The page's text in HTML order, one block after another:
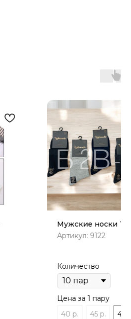
Мужские носки
Артикул: 9122
Количество
Цена за 1 пару
40 р.
45 р. 45р.